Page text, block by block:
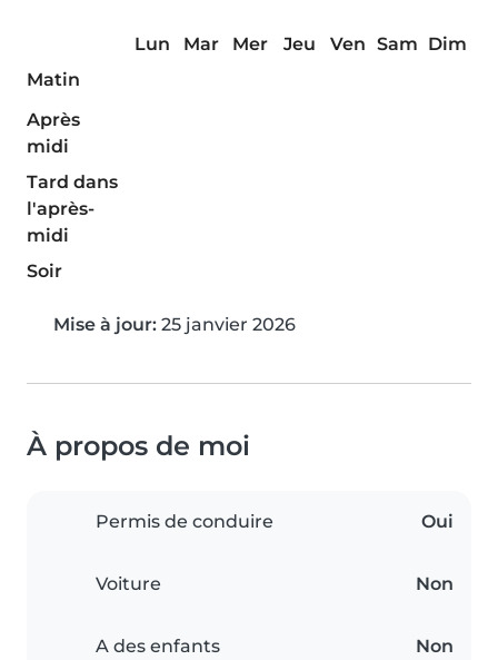
Lun Mar Mer Jeu Ven Sam Dim
Matin
Après
midi
Tard dans
l'après-
midi
Soir
Mise à jour: 25 janvier 2026
À propos de moi
Permis de conduire Oui
Voiture Non
A des enfants Non